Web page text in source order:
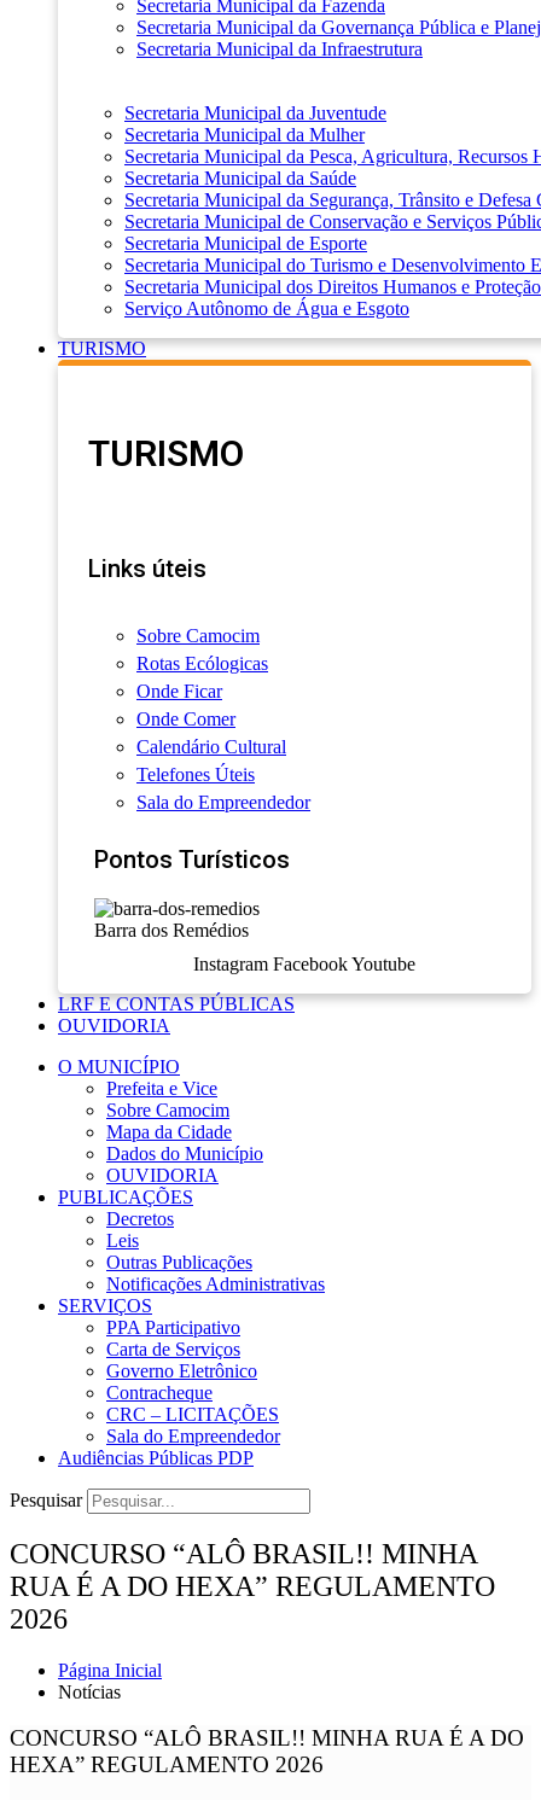
Secretaria Municipal da Fazenda
Secretaria Municipal da Governança Pública e
Secretaria Municipal da Infraestrutura
Secretaria Municipal da Juventude
Secretaria Municipal da Mulher
Secretaria Municipal da Pesca, Agricultura, Recursos
Secretaria Municipal da Saúde
Secretaria Municipal da Segurança, Trânsito e Defesa
Secretaria Municipal de Conservação e Serviços
Secretaria Municipal de Esporte
Secretaria Municipal do Turismo e Desenvolvimento
Secretaria Municipal dos Direitos Humanos e
Serviço Autônomo de Água e Esgoto
TURISMO
TURISMO
Links úteis
Sobre Camocim
Rotas Ecólogicas
Onde Ficar
Onde Comer
Calendário Cultural
Telefones Úteis
Sala do Empreendedor
Pontos Turísticos
Barra dos Remédios
Instagram Facebook Youtube
LRF E CONTAS PÚBLICAS
OUVIDORIA
O MUNICÍPIO
Prefeita e Vice
Sobre Camocim
Mapa da Cidade
Dados do Município
OUVIDORIA
PUBLICAÇÕES
Decretos
Leis
Outras Publicações
Notificações Administrativas
SERVIÇOS
PPA Participativo
Carta de Serviços
Governo Eletrônico
Contracheque
CRC – LICITAÇÕES
Sala do Empreendedor
Audiências Públicas PDP
Pesquisar
CONCURSO “ALÔ BRASIL!! MINHA
RUA É A DO HEXA” REGULAMENTO
2026
Página Inicial
Notícias
CONCURSO “ALÔ BRASIL!! MINHA RUA É A DO
HEXA” REGULAMENTO 2026